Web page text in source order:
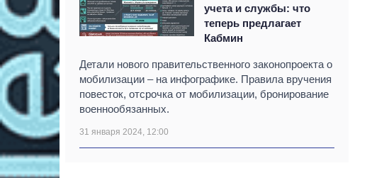
учета и службы: что
теперь предлагает
Кабмин
Детали нового правительственного законопроекта о
мобилизации – на инфографике. Правила вручения
повесток, отсрочка от мобилизации, бронирование
военнообязанных.
31 января 2024, 12:00